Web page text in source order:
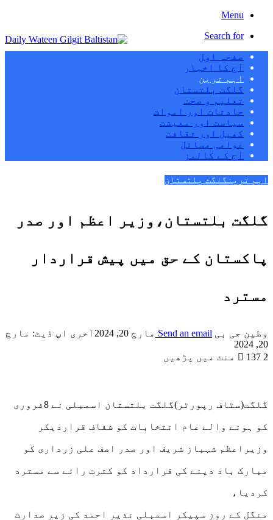
Menu
Search for
صفحہ اول
آج کا اخبار
اہم ترین
گلگت بلتستان
تعلیم و صحت
حادثات اور اموات
سیاست اور معیشت
کھیل اور ثقافت
عوامی مسائل
آج کے کالمز
اہم ترین گلگت بلتستان
گلگت بلتستان،وزیر اعظم اور صدر
پاکستان کے حق میں پیش قراردار
مسترد
وطین جی بی Send an email مارچ 20, 2024
آخری اپ ڈیٹ: مارچ
20, 2024
137 2 منٹ میں پڑھیں
گلگت(سٹاف رپورٹر)گلگت بلتستان اسمبلی نے 8فروری
کو ہونے والے عام انتخابات کو شفاف قراردیکر
وزیراعظم شہباز شریف اور صدر اصف علی زرداری کو
مبارک باد دینے کی قرارداد کو کثرت رائے سے مسترد
کردیا،
منگل کے روز سپیکر اسمبلی نذیر احمد کی زیر صدارت